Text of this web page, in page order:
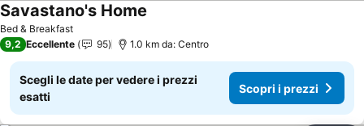
Bed & Breakfast
Savastano's Home
9,2 Eccellente 95 1.0 km da: Centro
Scegli le date per vedere i prezzi
esatti
Scopri i prezzi